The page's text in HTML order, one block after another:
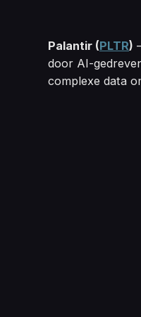
Palantir (PLTR)
door AI-
complexe data